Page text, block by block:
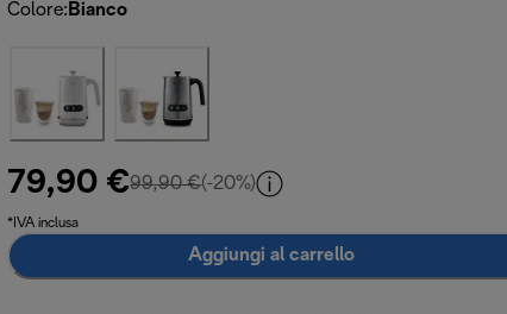
Colore: Bianco
79,90 €99,90 €prezzo originale 99,90 €
(-20%)
*IVA inclusa
Aggiungi al carrello